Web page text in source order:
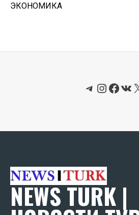
ЭКОНОМИКА
TelegramX
NEWS TURK |